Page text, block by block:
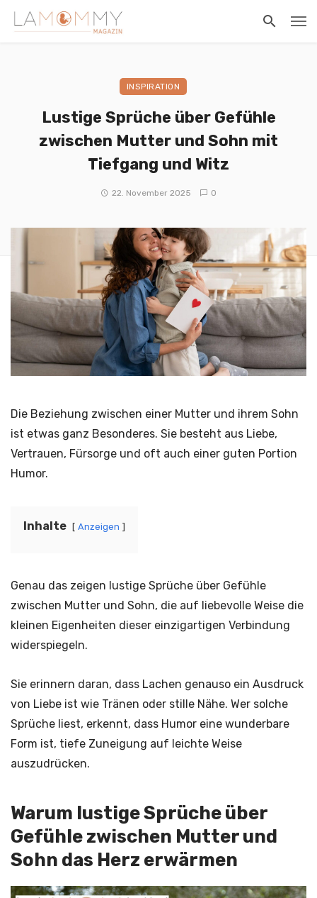
INSPIRATION
Lustige Sprüche über Gefühle
zwischen Mutter und Sohn mit
Tiefgang und Witz
22. November 2025 0
Die Beziehung zwischen einer Mutter und ihrem Sohn
ist etwas ganz Besonderes. Sie besteht aus Liebe,
Vertrauen, Fürsorge und oft auch einer guten Portion
Humor.
Inhalte Anzeigen
Genau das zeigen lustige Sprüche über Gefühle
zwischen Mutter und Sohn, die auf liebevolle Weise die
kleinen Eigenheiten dieser einzigartigen Verbindung
widerspiegeln.
Sie erinnern daran, dass Lachen genauso ein Ausdruck
von Liebe ist wie Tränen oder stille Nähe. Wer solche
Sprüche liest, erkennt, dass Humor eine wunderbare
Form ist, tiefe Zuneigung auf leichte Weise
auszudrücken.
Warum lustige Sprüche über
Gefühle zwischen Mutter und
Sohn das Herz erwärmen